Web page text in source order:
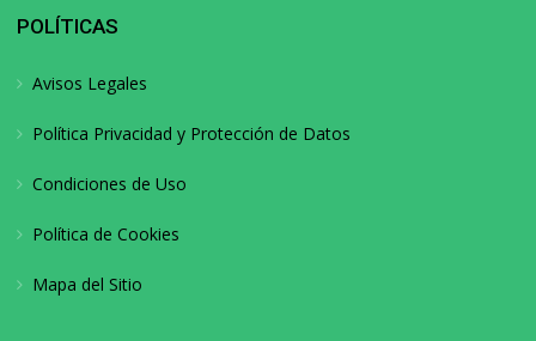
POLÍTICAS
Avisos Legales
Política Privacidad y Protección de Datos
Condiciones de Uso
Política de Cookies
Mapa del Sitio